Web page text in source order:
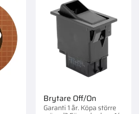
Brytare Off/On
Garanti 1 år. Köpa större